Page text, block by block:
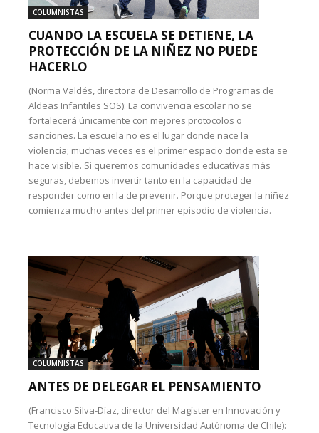
COLUMNISTAS
CUANDO LA ESCUELA SE DETIENE, LA
PROTECCIÓN DE LA NIÑEZ NO PUEDE
HACERLO
(Norma Valdés, directora de Desarrollo de Programas de
Aldeas Infantiles SOS): La convivencia escolar no se
fortalecerá únicamente con mejores protocolos o
sanciones. La escuela no es el lugar donde nace la
violencia; muchas veces es el primer espacio donde esta se
hace visible. Si queremos comunidades educativas más
seguras, debemos invertir tanto en la capacidad de
responder como en la de prevenir. Porque proteger la niñez
comienza mucho antes del primer episodio de violencia.
COLUMNISTAS
ANTES DE DELEGAR EL PENSAMIENTO
(Francisco Silva-Díaz, director del Magíster en Innovación y
Tecnología Educativa de la Universidad Autónoma de Chile):